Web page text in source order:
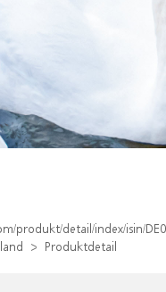
produkt/detail/index/isin/
Produktdetail